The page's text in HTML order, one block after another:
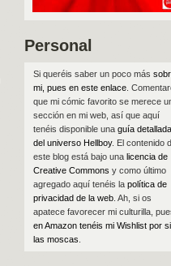
Personal
Si queréis saber un poco más
mi, pues en este enlace.
que mi cómic favorito se merece
sección en mi web, así que aquí
tenéis disponible una guía detallada
del universo Hellboy. El contenido
este blog está bajo una licencia de
Creative Commons y como último
agregado aquí tenéis la política de
privacidad de la web. Ah, si os
apatece favorecer mi culturilla,
en Amazon tenéis mi Wishlist por si
las moscas